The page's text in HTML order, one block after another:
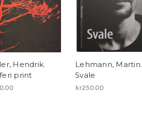
Hendrik.
print
Lehmann, Martin.
Svale
kr250.00